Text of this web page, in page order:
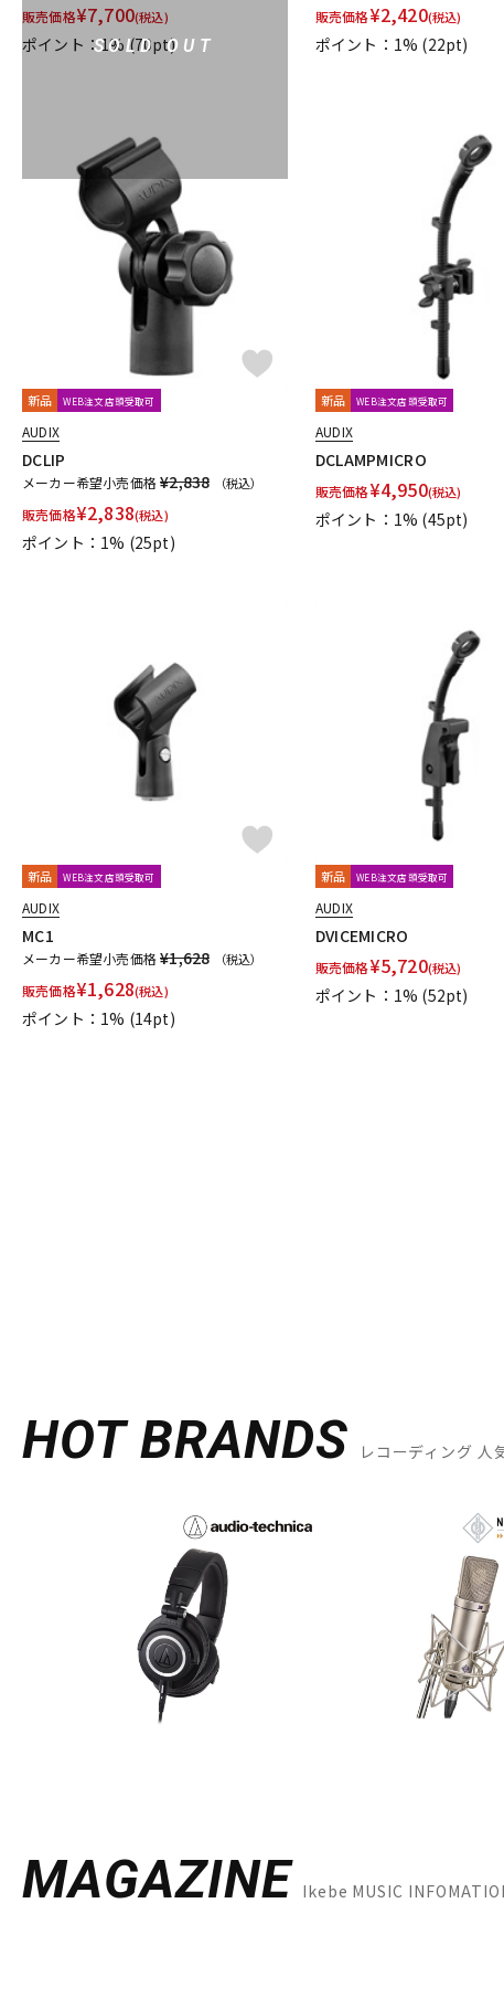
SOLD OUT
販売価格¥7,700(税込)
ポイント：1%(70pt)
販売価格¥2,420(税込)
ポイント：1% (22pt)
新品 WEB注文店頭受取可
AUDIX
DCLIP
メーカー希望小売価格¥2,838 （税込）
販売価格¥2,838(税込)
ポイント：1% (25pt)
新品 WEB注文店頭受取可
AUDIX
DCLAMPMICRO
販売価格¥4,950(税込)
ポイント：1% (45pt)
新品 WEB注文店頭受取可
AUDIX
MC1
メーカー希望小売価格¥1,628 （税込）
販売価格¥1,628(税込)
ポイント：1% (14pt)
新品 WEB注文店頭受取可
AUDIX
DVICEMICRO
販売価格¥5,720(税込)
ポイント：1% (52pt)
HOT BRANDS レコーディング 人
MAGAZINE Ikebe MUSIC